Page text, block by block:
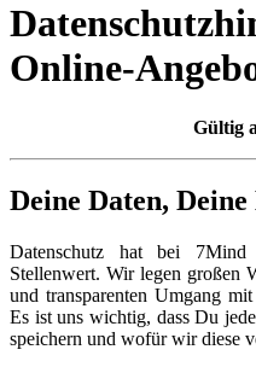
Online-
Gültig
Deine Daten,
Datenschutz hat bei
Stellenwert. Wir legen großen
und transparenten Umgang
Es ist uns wichtig, dass Du
speichern und wofür wir diese